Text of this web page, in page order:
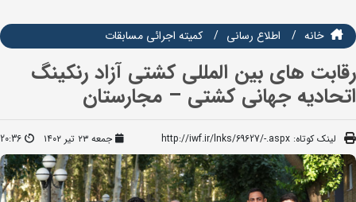
خانه اطلاع رسانی كميته اجرائي مسابقات
رقابت های بین المللی کشتی آزاد رنکینگ
اتحادیه جهانی کشتی – مجارستان
لینک کوتاه: http://iwf.ir/lnks/69627/-.aspx جمعه ۲۳ تیر ۱۴۰۲ 20:36